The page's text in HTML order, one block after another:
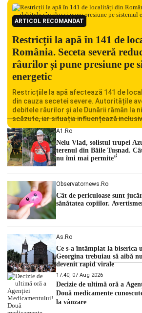
ARTICOL RECOMANDAT
Restricții la apă în 141 de
România. Seceta severă
râurilor și pune presiune pe
energetic
Restricțiile la apă afectează 141 de
din cauza secetei severe. Autoritățile
debitele râurilor și ale Dunării rămân la
scăzute, iar situația influențează
Centralei Nucleare de la Cernavodă.
cu una dintre cele mai dificile perioade
hidrologic din ultimii ani. Lipsa […]
A1.ro
Nelu Vlad, solistul trupei
terenul din Băile Tușnad.
nu îmi mai permite”
Observatornews.ro
Cât de periculoase sunt
sănătatea copiilor.
As.ro
Ce s-a întâmplat la biserica
Georgina trebuiau să aibă
devenit rapid virale
17:40, 07 Aug 2026
Decizie de ultimă oră a
Două medicamente
la vânzare